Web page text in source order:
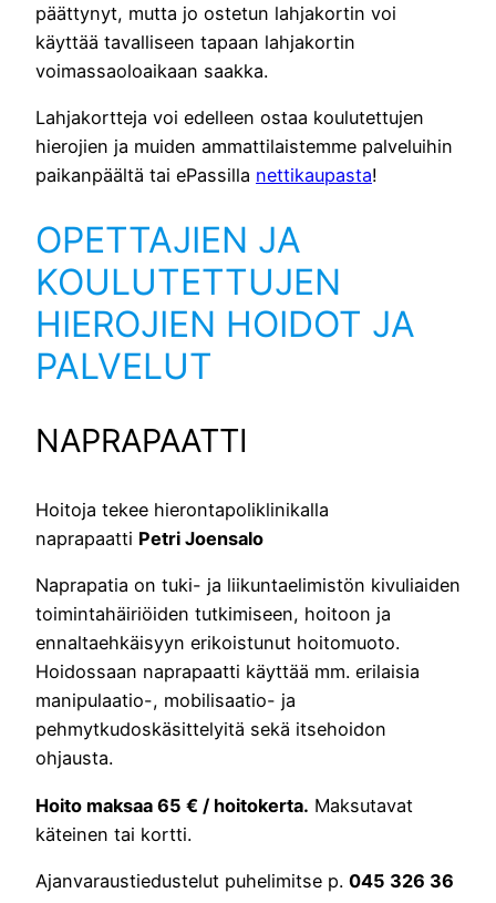
päättynyt, mutta jo ostetun lahjakortin voi
käyttää tavalliseen tapaan lahjakortin
voimassaoloaikaan saakka.
Lahjakortteja voi edelleen ostaa koulutettujen
hierojien ja muiden ammattilaistemme palveluihin
paikanpäältä tai ePassilla nettikaupasta!
OPETTAJIEN JA
KOULUTETTUJEN
HIEROJIEN HOIDOT JA
PALVELUT
NAPRAPAATTI
Hoitoja tekee hierontapoliklinikalla
naprapaatti Petri Joensalo
Naprapatia on tuki- ja liikuntaelimistön kivuliaiden
toimintahäiriöiden tutkimiseen, hoitoon ja
ennaltaehkäisyyn erikoistunut hoitomuoto.
Hoidossaan naprapaatti käyttää mm. erilaisia
manipulaatio-, mobilisaatio- ja
pehmytkudoskäsittelyitä sekä itsehoidon
ohjausta.
Hoito maksaa 65 € / hoitokerta. Maksutavat
käteinen tai kortti.
Ajanvaraustiedustelut puhelimitse p. 045 326 36